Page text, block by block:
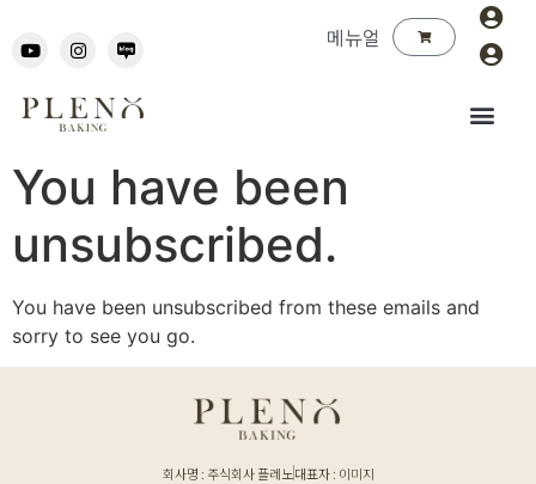
메뉴얼
You have been
unsubscribed.
You have been unsubscribed from these emails and
sorry to see you go.
회사명 : 주식회사 플레노대표자 : 이미지